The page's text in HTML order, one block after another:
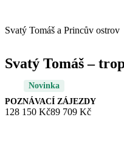
Svatý Tomáš a Princův ostrov
Svatý Tomáš –
Novinka
POZNÁVACÍ ZÁJEZDY
128 150 Kč89 709 Kč